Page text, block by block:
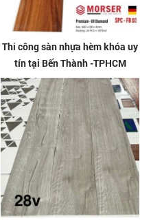
Thi công sàn nhựa hèm khóa uy
tín tại Bến Thành -TPHCM